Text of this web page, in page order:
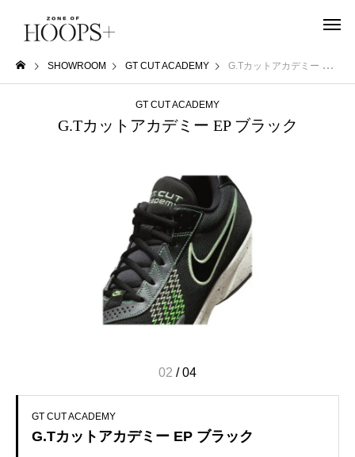
SHOWROOM GT CUT ACADEMY G.Tカットアカデミー EP ブラック
GT CUT ACADEMY
G.Tカットアカデミー EP ブラック
02 /04
GT CUT ACADEMY
G.Tカットアカデミー EP ブラック